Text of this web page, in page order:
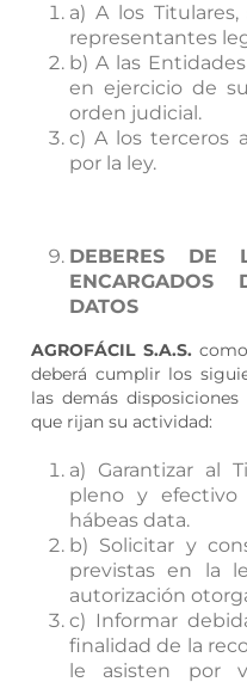
a) A los
representantes
b) A las
en ejercicio de
orden judicial.
c) A los terceros
por la ley.
DEBERES DE
ENCARGADOS
DATOS
AGROFÁCIL S.A.S.
deberá cumplir los
las demás
que rijan su actividad:
a) Garantizar al
pleno y efectivo
hábeas data.
b) Solicitar y
previstas en la
autorización
c) Informar
finalidad de la
le asisten por